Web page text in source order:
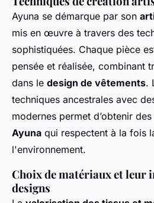
Ayuna se démarque par son
mis en œuvre à travers des
sophistiquées. Chaque pièce
pensée et réalisée, combinant
dans le design de vêtements.
techniques ancestrales avec
modernes permet d’obtenir des
Ayuna qui respectent à la fois
l'environnement.
Choix de matériaux et leur
designs